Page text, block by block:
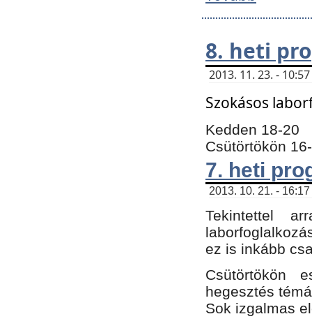
8. heti
2013. 11. 23. -
Szokásos
Kedden 18-20
Csütörtökön
7. heti
2013. 10. 21. -
Tekintettel
ez is inkább
Csütörtökön
hegesztés
Sok izgalmas